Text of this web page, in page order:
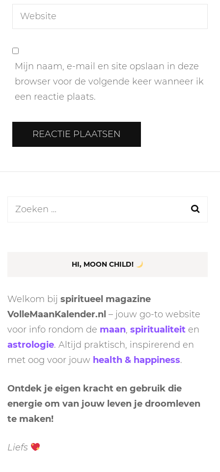
Mijn naam, e-mail en site opslaan in deze
browser voor de volgende keer wanneer ik
een reactie plaats.
Zoeken
HI, MOON CHILD!
Welkom bij spiritueel magazine
VolleMaanKalender.nl – jouw go-to website
voor info rondom de maan, spiritualiteit en
astrologie. Altijd praktisch, inspirerend en
met oog voor jouw health & happiness.
Ontdek je eigen kracht en gebruik die
energie om van jouw leven je droomleven
te maken!
Liefs